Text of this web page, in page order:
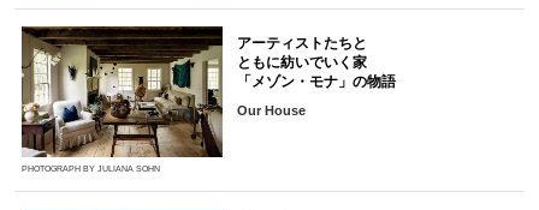
PHOTOGRAPH BY JULIANA SOHN
アーティストたちと
ともに紡いでいく家
「メゾン・モナ」の物語
Our House